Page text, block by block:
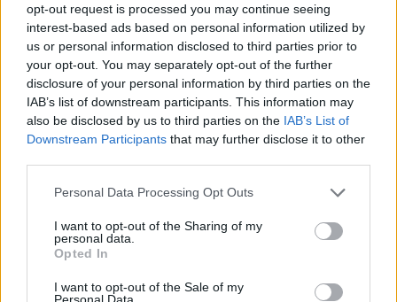
opt-out request is processed you may continue seeing
interest-based ads based on personal information utilized by
us or personal information disclosed to third parties prior to
your opt-out. You may separately opt-out of the further
disclosure of your personal information by third parties on the
IAB’s list of downstream participants. This information may
also be disclosed by us to third parties on the IAB’s List of
Downstream Participants that may further disclose it to other
Please note that this website/app uses one or more Google
not limited to your visit or usage behaviour. You may click to
grant or deny consent to Google and its third-party tags to
use your data for below specified purposes in below Google
consent section.
Personal Data Processing Opt Outs
I want to opt-out of the Sharing of my
personal data.
Opted In
I want to opt-out of the Sale of my
Personal Data.
Governo italiano insiste su neutralità tecnologica per
auto elettriche e ibride
Francesca Lombardi · 7 Ago 2026
NOTIZIE